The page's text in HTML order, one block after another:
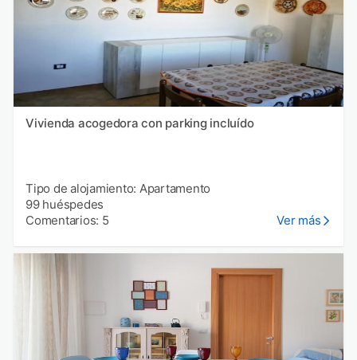
Vivienda acogedora con parking incluído
Tipo de alojamiento: Apartamento
99 huéspedes
Comentarios: 5
Ver más